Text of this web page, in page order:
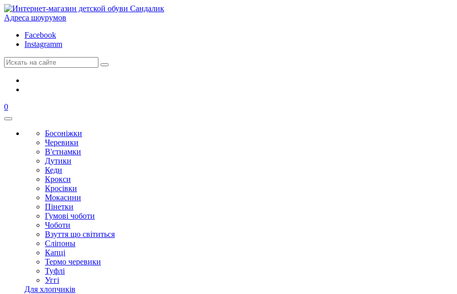
Адреса шоурумов
Facebook
Instagramm
0
Босоніжки
Черевики
В'єтнамки
Дутики
Кеди
Крокси
Кросівки
Мокасини
Пінетки
Гумові чоботи
Чоботи
Взуття що світиться
Сліпоны
Капці
Термо черевики
Туфлі
Уггі
Для хлопчиків